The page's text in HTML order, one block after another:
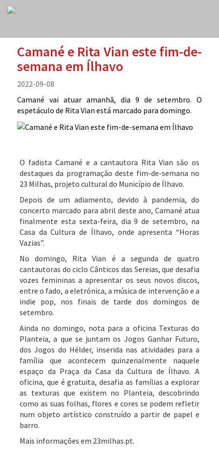
Camané e Rita Vian este fim-de-
semana em Ílhavo
2022-09-08
Camané vai atuar amanhã, dia 9 de setembro. O
espetáculo de Rita Vian está marcado para domingo.
O fadista Camané e a cantautora Rita Vian são os
destaques da programação deste fim-de-semana no
23 Milhas, projeto cultural do Município de Ílhavo.
Depois de um adiamento, devido à pandemia, do
concerto marcado para abril deste ano, Camané atua
finalmente esta sexta-feira, dia 9 de setembro, na
Casa da Cultura de Ílhavo, onde apresenta “Horas
Vazias”.
No domingo, Rita Vian é a segunda de quatro
cantautoras do ciclo Cânticos das Sereias, que desafia
vozes femininas a apresentar os seus novos discos,
entre o fado, a eletrónica, a música de intervenção e a
indie pop, nos finais de tarde dos domingos de
setembro.
Ainda no domingo, nota para a oficina Texturas do
Planteia, a que se juntam os Jogos Ganhar Futuro,
dos Jogos do Hélder, inserida nas atividades para a
família que acontecem quinzenalmente naquele
espaço da Praça da Casa da Cultura de Ílhavo. A
oficina, que é gratuita, desafia as famílias a explorar
as texturas que existem no Planteia, descobrindo
como as suas folhas, flores e cores se podem refletir
num objeto artístico construído a partir de papel e
barro.
Mais informações em 23milhas.pt.